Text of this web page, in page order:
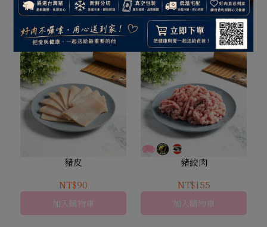
NT$190
加入購物車
NT$245
加入購物車
豬皮
NT$90
加入購物車
豬絞肉
NT$155
加入購物車